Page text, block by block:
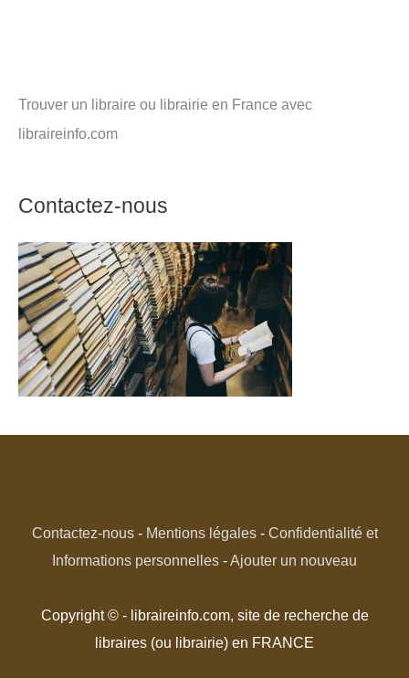
Trouver un libraire ou librairie en France avec
libraireinfo.com
Contactez-nous
Contactez-nous- Mentions légales- Confidentialité et
Informations personnelles -Ajouter un nouveau
Copyright © - libraireinfo.com, site de recherche de
libraires (ou librairie) en FRANCE